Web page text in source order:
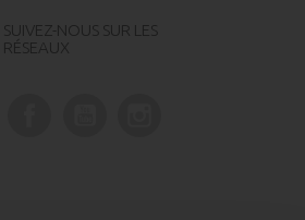
SUIVEZ-NOUS SUR LES
RÉSEAUX